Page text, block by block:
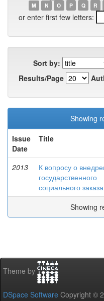
M
N O P Q R
or enter first few letters:
Sort by:
Results/Page
Showing
Issue
Date
Title
2013
К вопросу о
государственного
социального заказа
Showing
Theme by
DSpace Software Copyright ©